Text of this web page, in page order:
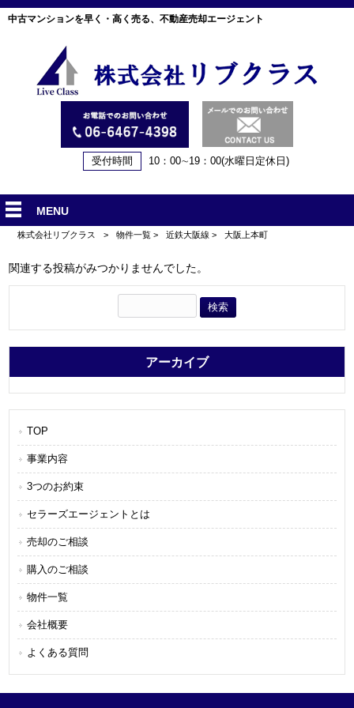
中古マンションを早く・高く売る、不動産売却エージェント
受付時間 10：00∼19：00(水曜日定休日)
MENU
株式会社リブクラス > 物件一覧 > 近鉄大阪線 > 大阪上本町
関連する投稿がみつかりませんでした。
アーカイブ
TOP
事業内容
3つのお約束
セラーズエージェントとは
売却のご相談
購入のご相談
物件一覧
会社概要
よくある質問